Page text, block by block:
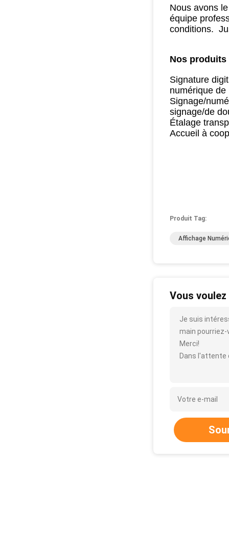
Nous avons
équipe
conditions.
Nos
Signature
numérique de
Signage/
signage/de
Étalage
Accueil à
Produit Tag:
Affichage
Vous
Je suis
main pourriez-
Merci!
Dans l'attente